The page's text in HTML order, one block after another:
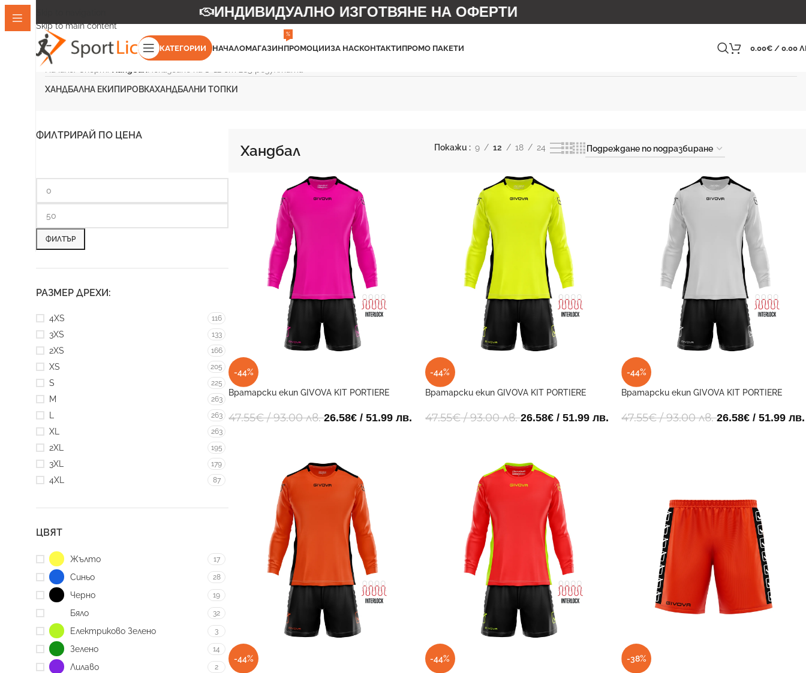
Skip to main content
ИНДИВИДУАЛНО ИЗГОТВЯНЕ НА ОФЕРТИ
КАТЕГОРИИ НАЧАЛОМАГАЗИНПРОМОЦИИ
%
ЗА НАСКОНТАКТИПРОМО ПАКЕТИ 0.00€ / 0.00
ХАНДБАЛНА ЕКИПИРОВКАХАНДБАЛНИ ТОПКИ
ФИЛТРИРАЙ ПО ЦЕНА
ФИЛТЪР
РАЗМЕР ДРЕХИ:
4XS 116
3XS 133
2XS 166
XS 205
S 225
M 263
263
XL 263
2XL 195
3XL 179
4XL 87
ЦВЯТ
Жълто 17
Синьо 28
Черно 19
Бяло 32
Електриково Зелено 3
Зелено 14
Лилаво 2
Хандбал Покажи 9 12 18 24
-44%
Вратарски екип GIVOVA KIT PORTIERE
47.55€/ 93.00 лв.26.58€ / 51.99 лв.
-44%
Вратарски екип GIVOVA KIT PORTIERE
47.55€/ 93.00 лв.26.58€/ 51.99 лв.
-44%
Вратарски екип GIVOVA KIT PORTIERE
47.55€/ 93.00 лв.26.58€ / 51.99 лв.
-44% -44% -38%